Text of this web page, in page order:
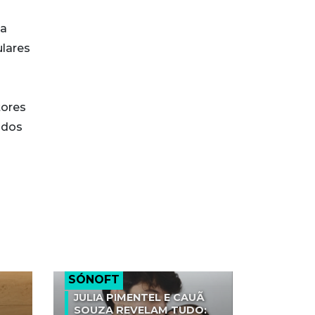
SÓNOFT
JULIA PIMENTEL E CAUÃ
SOUZA REVELAM TUDO: